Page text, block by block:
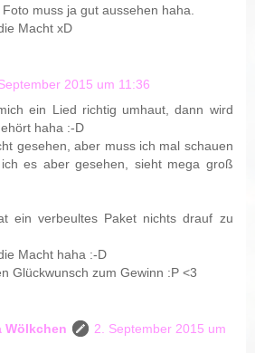
muss ja gut aussehen haha.
Macht xD
2015 um 11:36
ein Lied richtig umhaut, dann wird
haha :-D
gesehen, aber muss ich mal schauen
es aber gesehen, sieht mega groß
ein verbeultes Paket nichts drauf zu
Macht haha :-D
Glückwunsch zum Gewinn :P <3
Wölkchen
2. September 2015 um